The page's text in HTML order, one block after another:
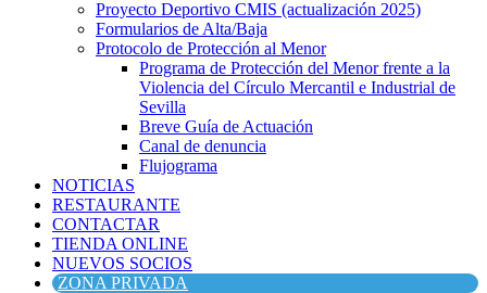
Proyecto Deportivo CMIS (actualización 2025)
Formularios de Alta/Baja
Protocolo de Protección al Menor
Programa de Protección del Menor frente a la
Violencia del Círculo Mercantil e Industrial de
Sevilla
Breve Guía de Actuación
Canal de denuncia
Flujograma
NOTICIAS
RESTAURANTE
CONTACTAR
TIENDA ONLINE
NUEVOS SOCIOS
ZONA PRIVADA